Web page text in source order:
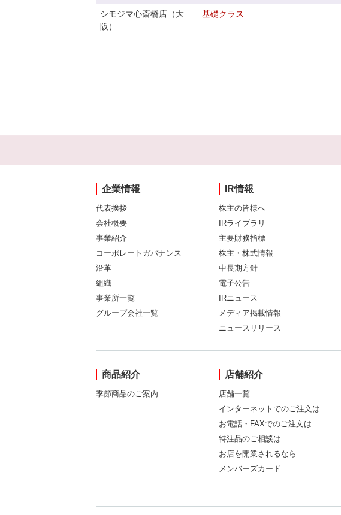
シモジマ心斎橋店（大
阪）
基礎クラス
企業情報
代表挨拶
会社概要
事業紹介
コーポレートガバナンス
沿革
組織
事業所一覧
グループ会社一覧
IR情報
株主の皆様へ
IRライブラリ
主要財務指標
株主・株式情報
中長期方針
電子公告
IRニュース
メディア掲載情報
ニュースリリース
商品紹介
季節商品のご案内
店舗紹介
店舗一覧
インターネットでのご注文は
お電話・FAXでのご注文は
特注品のご相談は
お店を開業されるなら
メンバーズカード